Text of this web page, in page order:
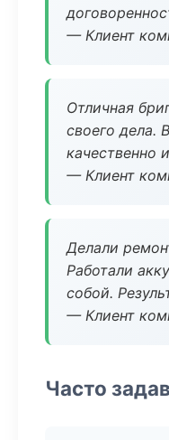
— Клиент
Отличная
своего дела.
качественно
— Клиент
Делали
Работали
собой.
— Клиент
Часто